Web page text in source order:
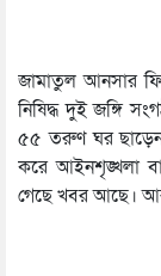
জামাতুল আনসার
নিষিদ্ধ দুই জঙ্গি
৫৫ তরুণ ঘর
করে আইনশৃঙ্খলা
গেছে খবর আছে।